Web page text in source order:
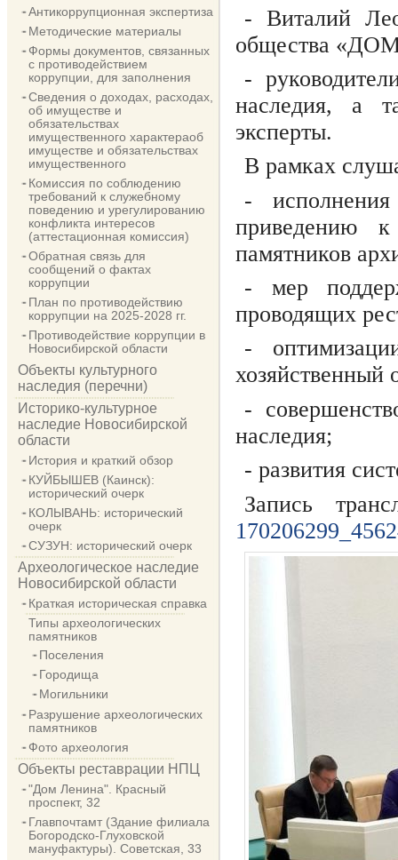
Антикоррупционная экспертиза
Методические материалы
Формы документов, связанных
с противодействием
коррупции, для заполнения
Сведения о доходах, расходах,
об имуществе и
обязательствах
имущественного характераоб
имуществе и обязательствах
имущественного
Комиссия по соблюдению
требований к служебному
поведению и урегулированию
конфликта интересов
(аттестационная комиссия)
Обратная связь для
сообщений о фактах
коррупции
План по противодействию
коррупции на 2025-2028 гг.
Противодействие коррупции в
Новосибирской области
Объекты культурного
наследия (перечни)
Историко-культурное
наследие Новосибирской
области
История и краткий обзор
КУЙБЫШЕВ (Каинск):
исторический очерк
КОЛЫВАНЬ: исторический
очерк
СУЗУН: исторический очерк
Археологическое наследие
Новосибирской области
Краткая историческая справка
Типы археологических
памятников
Поселения
Городища
Могильники
Разрушение археологических
памятников
Фото археология
Объекты реставрации НПЦ
"Дом Ленина". Красный
проспект, 32
Главпочтамт (Здание филиала
Богородско-Глуховской
мануфактуры). Советская, 33
- Виталий
общества
-
наследия, а
эксперты.
В рамках
-
приведению к
памятников
- мер
проводящих
-
хозяйственный
-
наследия;
- развития
Запись